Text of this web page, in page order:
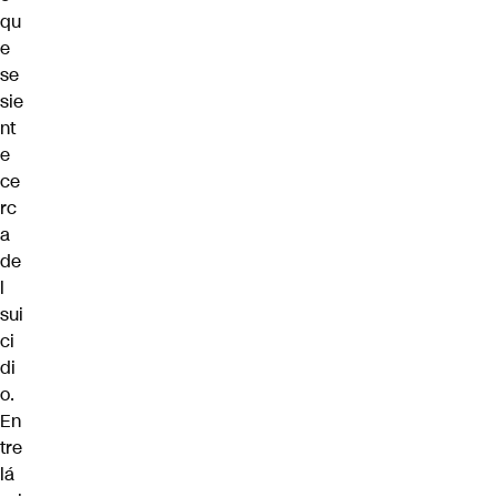
qu
e
se
sie
nt
e
ce
rc
a
de
l
sui
ci
di
o.
En
tre
lá